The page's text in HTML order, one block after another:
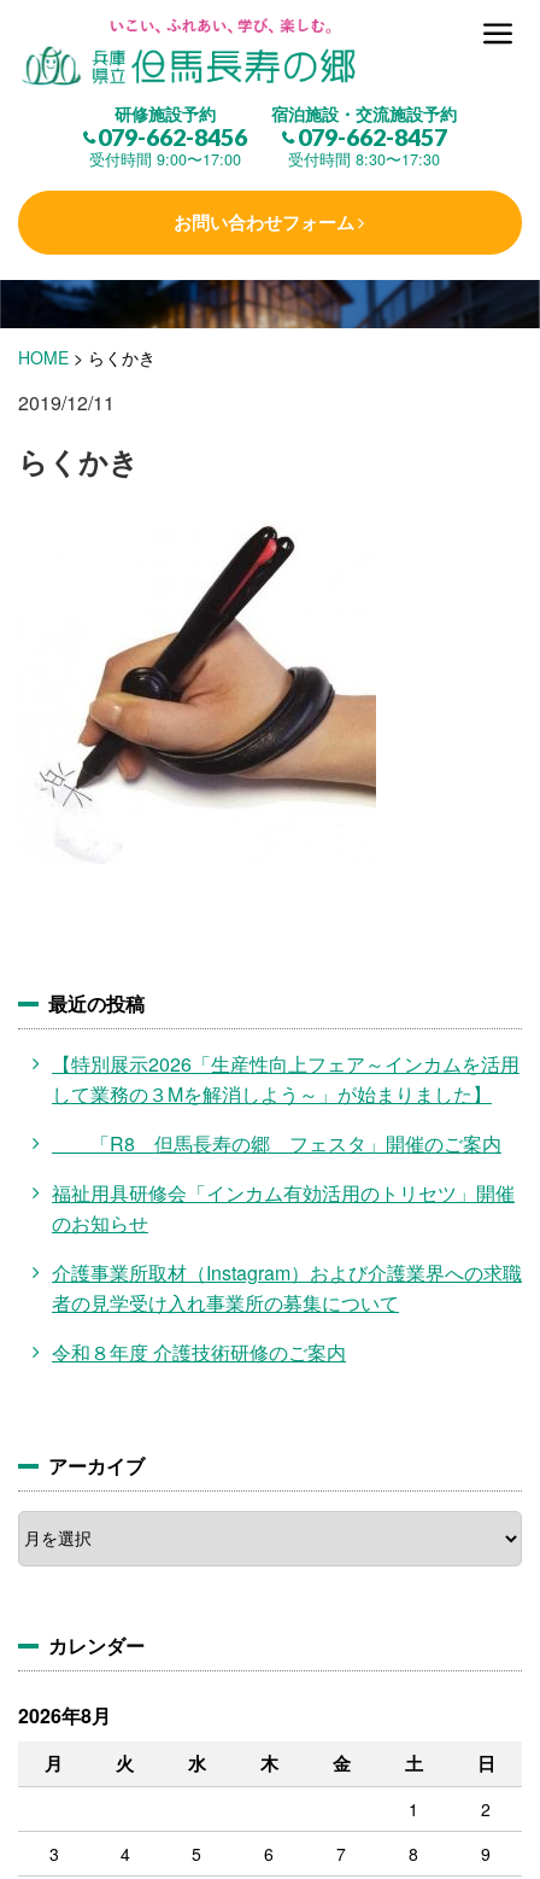
研修施設予約
079-662-8456
受付時間 9:00〜17:00
宿泊施設・交流施設予約
079-662-8457
受付時間 8:30〜17:30
お問い合わせフォーム
但馬長寿の郷とは
(研修施設)
楽しむ
学 ぶ(健康福祉)
泊まる (宿泊)
HOME > らくかき
2019/12/11
らくかき
最近の投稿
【特別展示2026「生産性向上フェア～インカムを活用
して業務の３Mを解消しよう～」が始まりました】
「R8 但馬長寿の郷 フェスタ」開催のご案内
福祉用具研修会「インカム有効活用のトリセツ」開催
のお知らせ
介護事業所取材（Instagram）および介護業界への求職
者の見学受け入れ事業所の募集について
令和８年度 介護技術研修のご案内
アーカイブ
ア
ー
カ
カレンダー
2026年8月
月 火 水 木 金 土 日
1
2
3
4 5 6 7 8
9